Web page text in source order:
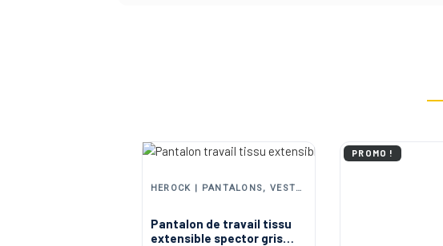
HEROCK | PANTALONS, VESTES ET EPI DE TRAVAIL
Pantalon de travail tissu
extensible spector gris
PROMO !